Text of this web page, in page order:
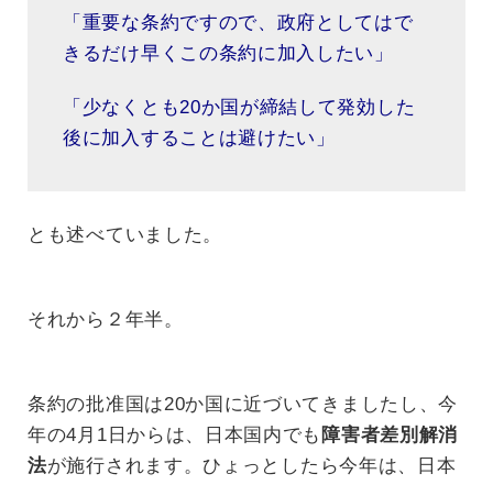
「重要な条約ですので、政府としてはで
きるだけ早くこの条約に加入したい」
「少なくとも20か国が締結して発効した
後に加入することは避けたい」
とも述べていました。
それから２年半。
条約の批准国は20か国に近づいてきましたし、今
年の4月1日からは、日本国内でも 障害者差別解消
法が施行されます。ひょっとしたら今年は、日本